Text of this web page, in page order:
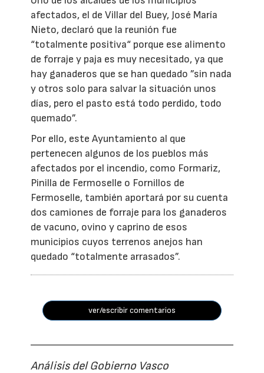
afectados, el de Villar del Buey, José María
Nieto, declaró que la reunión fue
“totalmente positiva“ porque ese alimento
de forraje y paja es muy necesitado, ya que
hay ganaderos que se han quedado ”sin nada
y otros solo para salvar la situación unos
días, pero el pasto está todo perdido, todo
quemado”.
Por ello, este Ayuntamiento al que
pertenecen algunos de los pueblos más
afectados por el incendio, como Formariz,
Pinilla de Fermoselle o Fornillos de
Fermoselle, también aportará por su cuenta
dos camiones de forraje para los ganaderos
de vacuno, ovino y caprino de esos
municipios cuyos terrenos anejos han
quedado “totalmente arrasados”.
ver/escribir comentarios
Análisis del Gobierno Vasco